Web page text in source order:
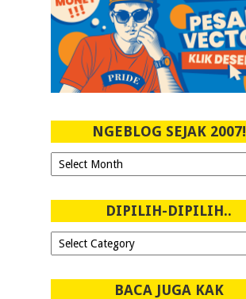
NGEBLOG SEJAK 2007!
Ngeblog
Sejak
DIPILIH-DIPILIH..
Dipilih-
dipilih..
BACA JUGA KAK